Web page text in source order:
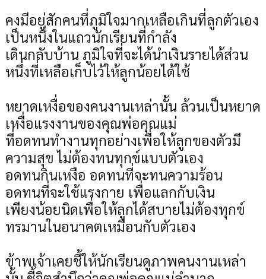
คงมีอยู่สักคนที่ภูมิใจมากเหลือเกินที่ลูกตัวเอง
เป็นหนึ่งในแถวนักเรียนที่กำลัง
เดินกลับบ้าน ภูมิใจที่จะได้นำเงินรายได้ส่วน
หนึ่งที่เหลือเก็บไว้ให้ลูกน้อยได้ใช้
หยาดเหงื่อของคนงานเหล่านั้น ล้วนเป็นหยาด
เหงื่อแรงงานของคุณพ่อคุณแม่
ที่อดทนทำงานทุกอย่างเพื่อให้ลูกของตัวมี
ความสุข ไม่ต้องทนทุกข์แบบตัวเอง
อดทนกินเหงือ อดทนที่จะทนความร้อน
อดทนที่จะใช้แรงกาย เพื่อแลกกับเงิน
เพียงน้อยนิดเพื่อให้ลูกได้สบายไม่ต้องทุกข์
ทรมานในอนาคตเหมือนกับตัวเอง
ข้าพเจ้าเคยชี้ให้นักเรียนดูภาพคนงานเหล่า